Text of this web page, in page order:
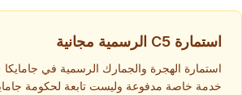
استمارة C5 الرسمية مجانية
خدمة خاصة مدفوعة وليست تابعة لحكومة